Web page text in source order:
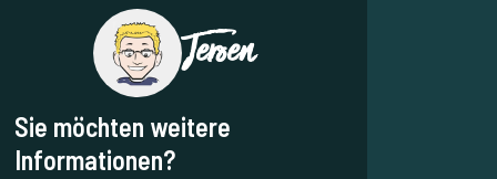
Jeroen
Sie möchten weitere
Informationen?